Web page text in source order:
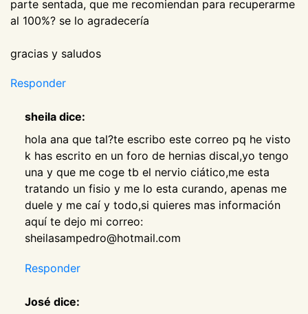
parte sentada, que me recomiendan para recuperarme
al 100%? se lo agradecería
gracias y saludos
Responder
sheila dice:
hola ana que tal?te escribo este correo pq he visto
k has escrito en un foro de hernias discal,yo tengo
una y que me coge tb el nervio ciático,me esta
tratando un fisio y me lo esta curando, apenas me
duele y me caí y todo,si quieres mas información
aquí te dejo mi correo:
sheilasampedro@hotmail.com
Responder
José dice: